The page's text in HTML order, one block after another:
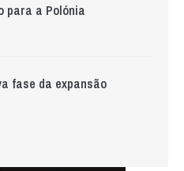
para a Polónia
fase da expansão